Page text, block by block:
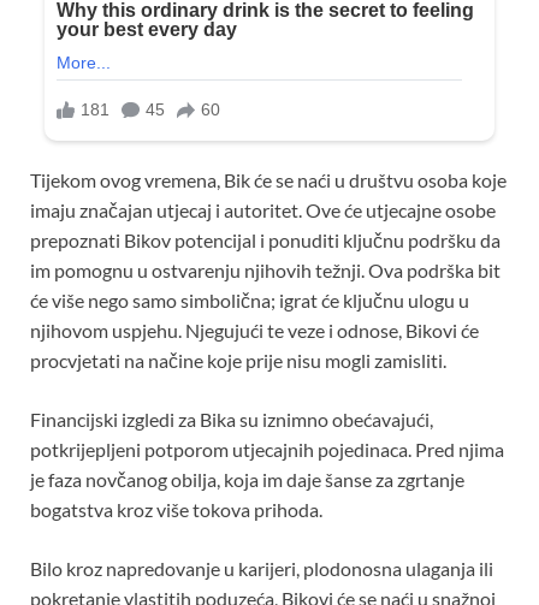
Tijekom ovog vremena, Bik će se naći u društvu osoba koje
imaju značajan utjecaj i autoritet. Ove će utjecajne osobe
prepoznati Bikov potencijal i ponuditi ključnu podršku da
im pomognu u ostvarenju njihovih težnji. Ova podrška bit
će više nego samo simbolična; igrat će ključnu ulogu u
njihovom uspjehu. Njegujući te veze i odnose, Bikovi će
procvjetati na načine koje prije nisu mogli zamisliti.
Financijski izgledi za Bika su iznimno obećavajući,
potkrijepljeni potporom utjecajnih pojedinaca. Pred njima
je faza novčanog obilja, koja im daje šanse za zgrtanje
bogatstva kroz više tokova prihoda.
Bilo kroz napredovanje u karijeri, plodonosna ulaganja ili
pokretanje vlastitih poduzeća, Bikovi će se naći u snažnoj